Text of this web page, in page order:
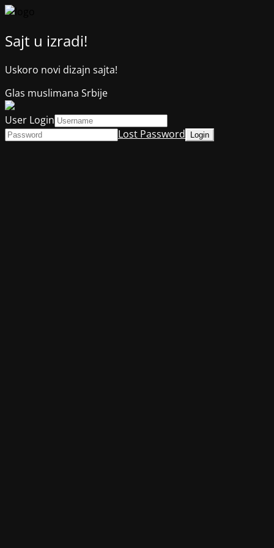
Sajt u izradi!
Uskoro novi dizajn sajta!
Glas muslimana Srbije
User Login
Lost Password